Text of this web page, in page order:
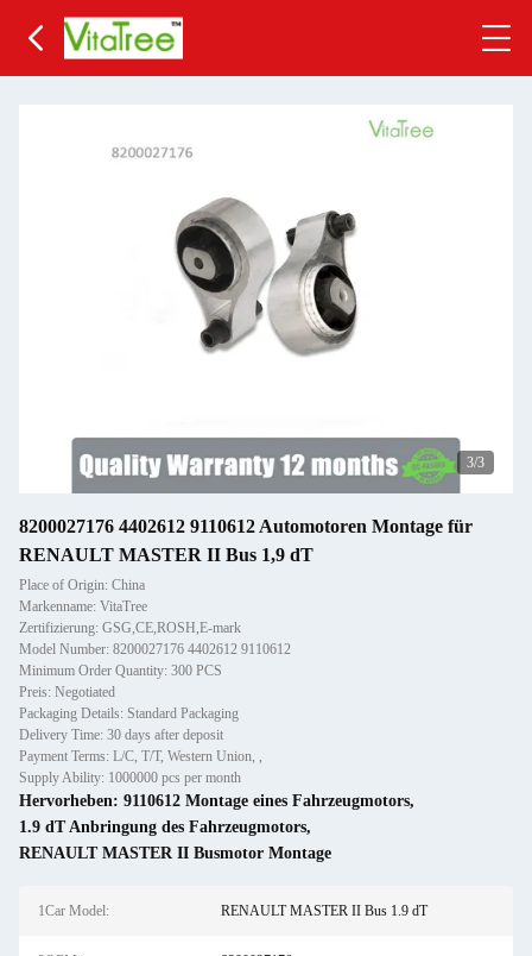
3/3
8200027176 4402612 9110612 Automotoren Montage für
RENAULT MASTER II Bus 1,9 dT
Place of Origin: China
Markenname: VitaTree
Zertifizierung: GSG,CE,ROSH,E-mark
Model Number: 8200027176 4402612 9110612
Minimum Order Quantity: 300 PCS
Preis: Negotiated
Packaging Details: Standard Packaging
Delivery Time: 30 days after deposit
Payment Terms: L/C, T/T, Western Union, ,
Supply Ability: 1000000 pcs per month
Hervorheben: 9110612 Montage eines Fahrzeugmotors,
1.9 dT Anbringung des Fahrzeugmotors,
RENAULT MASTER II Busmotor Montage
1Car Model: RENAULT MASTER II Bus 1.9 dT